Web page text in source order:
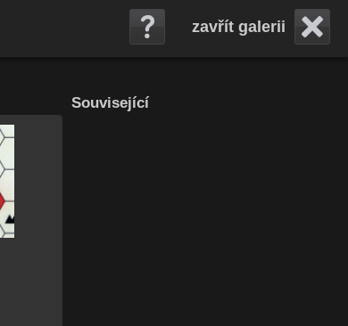
zavřít galerii
Související